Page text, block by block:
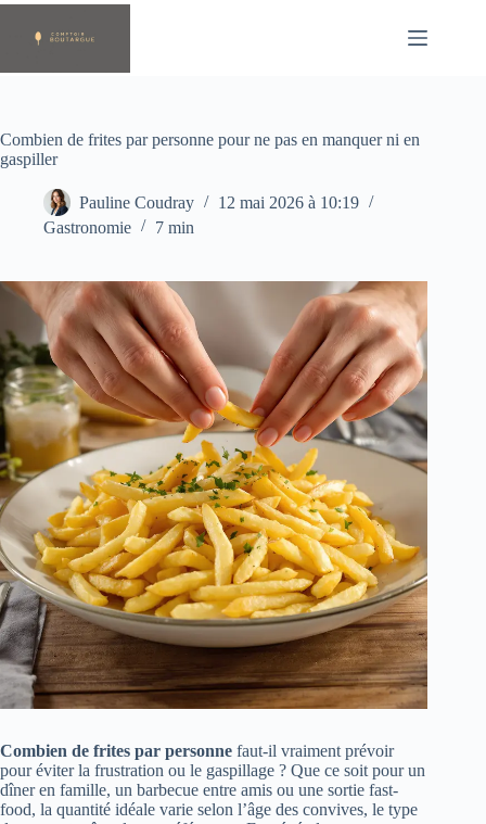
Passer
contenu
Combien de frites par personne pour ne pas en manquer ni en
gaspiller
Pauline Coudray
12 mai 2026 à 10:19
Gastronomie
7 min
Combien de frites par personne faut-il vraiment prévoir
pour éviter la frustration ou le gaspillage ? Que ce soit pour un
dîner en famille, un barbecue entre amis ou une sortie fast-
food, la quantité idéale varie selon l’âge des convives, le type